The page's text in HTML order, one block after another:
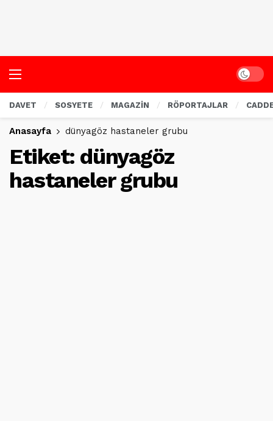
Dark
DAVET SOSYETE MAGAZİN RÖPORTAJLAR
Anasayfa dünyagöz hastaneler grubu
Etiket: dünyagöz
hastaneler grubu